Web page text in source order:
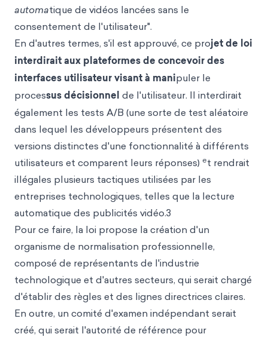
automatique de vidéos lancées sans le
consentement de l'utilisateur".
En d'autres termes, s'il est approuvé, ce projet de loi
interdirait aux plateformes de concevoir des
interfaces utilisateur visant à manipuler le
processus décisionnel de l'utilisateur. Il interdirait
également les tests A/B (une sorte de test aléatoire
dans lequel les développeurs présentent des
versions distinctes d'une fonctionnalité à différents
utilisateurs et comparent leurs réponses) et rendrait
illégales plusieurs tactiques utilisées par les
entreprises technologiques, telles que la lecture
automatique des publicités vidéo.3
Pour ce faire, la loi propose la création d'un
organisme de normalisation professionnelle,
composé de représentants de l'industrie
technologique et d'autres secteurs, qui serait chargé
d'établir des règles et des lignes directrices claires.
En outre, un comité d'examen indépendant serait
créé, qui serait l'autorité de référence pour